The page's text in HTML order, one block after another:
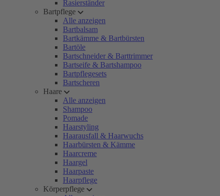
Rasierständer
Bartpflege
Alle anzeigen
Bartbalsam
Bartkämme & Bartbürsten
Bartöle
Bartschneider & Barttrimmer
Bartseife & Bartshampoo
Bartpflegesets
Bartscheren
Haare
Alle anzeigen
Shampoo
Pomade
Haarstyling
Haarausfall & Haarwuchs
Haarbürsten & Kämme
Haarcreme
Haargel
Haarpaste
Haarpflege
Körperpflege